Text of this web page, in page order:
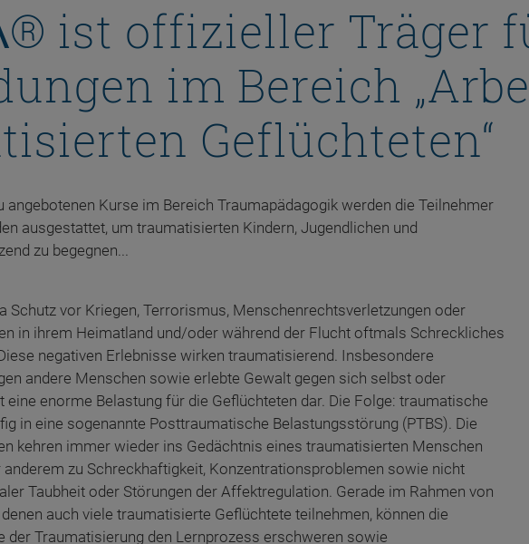
ist offizieller Träger
im Bereich
Geflüchteten“
angebotenen Kurse im Bereich Traumapädagogik werden die Teilnehmer
ausgestattet, um traumatisierten Kindern, Jugendlichen und
zu begegnen...
Schutz vor Kriegen, Terrorismus, Menschenrechtsverletzungen oder
in ihrem Heimatland und/oder während der Flucht oftmals Schreckliches
negativen Erlebnisse wirken traumatisierend. Insbesondere
andere Menschen sowie erlebte Gewalt gegen sich selbst oder
enorme Belastung für die Geflüchteten dar. Die Folge: traumatische
in eine sogenannte Posttraumatische Belastungsstörung (PTBS). Die
kehren immer wieder ins Gedächtnis eines traumatisierten Menschen
anderem zu Schreckhaftigkeit, Konzentrationsproblemen sowie nicht
Taubheit oder Störungen der Affektregulation. Gerade im Rahmen von
auch viele traumatisierte Geflüchtete teilnehmen, können die
der Traumatisierung den Lernprozess erschweren sowie